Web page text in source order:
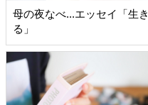
母の夜なべ...エッセイ「生き
る」